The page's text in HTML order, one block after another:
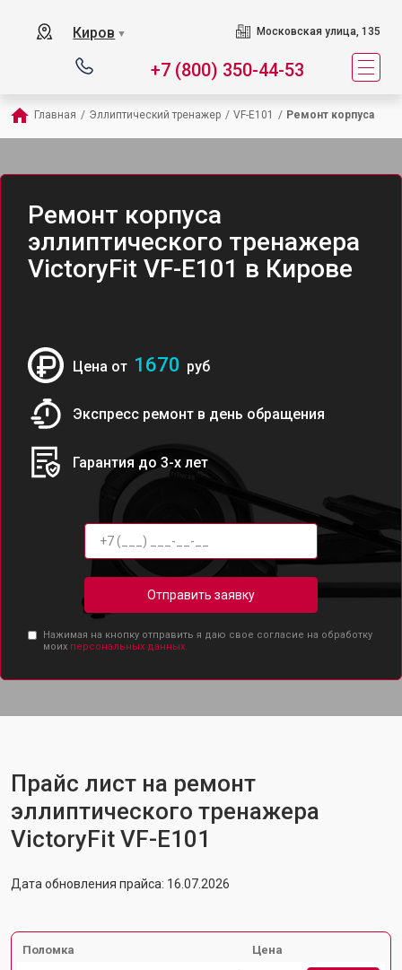
Киров ▼ Московская улица, 135
+7 (800) 350-44-53
Главная / Эллиптический тренажер / VF-E101 / Ремонт корпуса
Ремонт корпуса
эллиптического тренажера
VictoryFit VF-E101 в Кирове
Цена от 1670 руб
Экспресс ремонт в день обращения
Гарантия до 3-х лет
Отправить заявку
Нажимая на кнопку отправить я даю свое согласие на обработку
моих персональных данных.
Прайс лист на ремонт
эллиптического тренажера
VictoryFit VF-E101
Дата обновления прайса: 16.07.2026
Поломка Цена